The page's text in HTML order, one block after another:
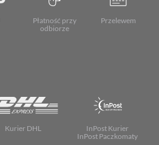
Płatność przy
odbiorze
Przelewem
Kurier DHL
InPost Kurier
InPost Paczkomaty